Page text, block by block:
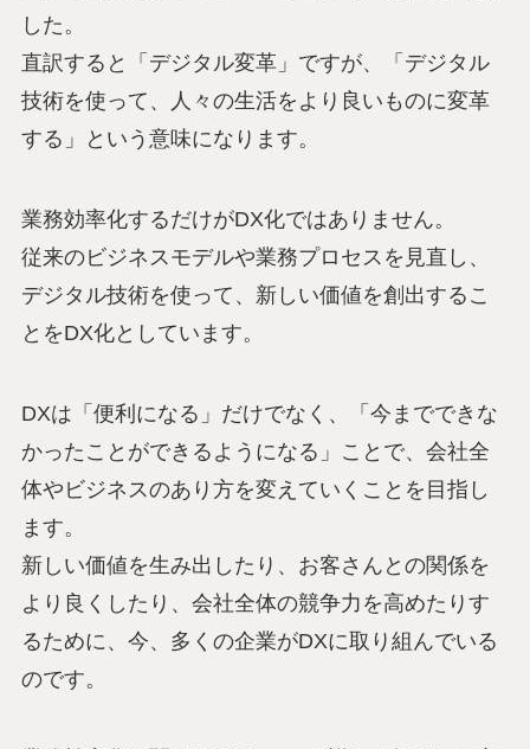
した。
直訳すると「デジタル変革」ですが、「デジタル
技術を使って、人々の生活をより良いものに変革
する」という意味になります。
業務効率化するだけがDX化ではありません。
従来のビジネスモデルや業務プロセスを見直し、
デジタル技術を使って、新しい価値を創出するこ
とをDX化としています。
DXは「便利になる」だけでなく、「今までできな
かったことができるようになる」ことで、会社全
体やビジネスのあり方を変えていくことを目指し
ます。
新しい価値を生み出したり、お客さんとの関係を
より良くしたり、会社全体の競争力を高めたりす
るために、今、多くの企業がDXに取り組んでいる
のです。